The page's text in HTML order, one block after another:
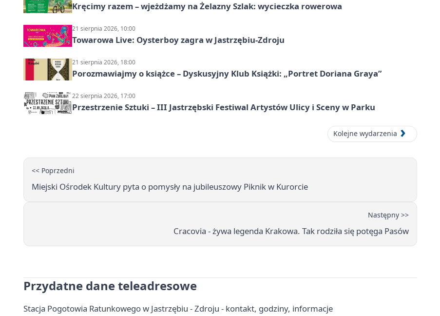
Kręcimy razem – wjeżdżamy na Żelazny Szlak: wycieczka rowerowa
21 sierpnia 2026, 10:00
Towarowa Live: Oysterboy zagra w Jastrzębiu-Zdroju
21 sierpnia 2026, 18:00
Porozmawiajmy o książce – Dyskusyjny Klub Książki: „Portret Doriana Graya”
22 sierpnia 2026, 17:00
Przestrzenie Sztuki – III Jastrzębski Festiwal Artystów Ulicy i Sceny w Parku
Kolejne wydarzenia
<< Poprzedni
Miejski Ośrodek Kultury pyta o pomysły na jubileuszowy Piknik w Kurorcie
Następny >>
Cracovia - żywa legenda Krakowa. Tak rodziła się potęga Pasów
Przydatne dane teleadresowe
Stacja Pogotowia Ratunkowego w Jastrzębiu - Zdroju - kontakt, godziny, informacje